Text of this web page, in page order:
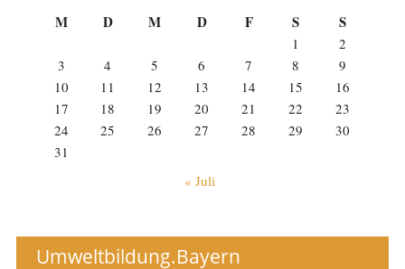
M D M D F S S
1
2
3
4 5 6 7 8
9
10
11 12 13 14 15
16
17
18 19 20 21 22
23
24
25 26 27 28 29
30
31
« Juli
Umweltbildung.Bayern